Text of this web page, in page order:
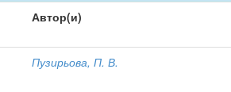
Автор(и)
Пузирьова, П. В.